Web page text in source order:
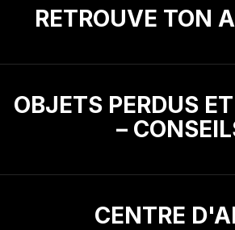
RETROUVE TON
OBJETS PERDUS
–
CENTRE